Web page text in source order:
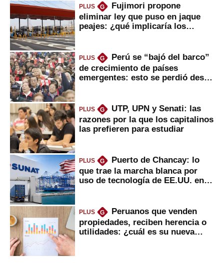
PLUS G
Fujimori propone
eliminar ley que puso en jaque
peajes: ¿qué implicaría los
PLUS G
Perú se “bajó del barco”
de crecimiento de países
emergentes: esto se perdió desde
PLUS G
UTP, UPN y Senati: las
razones por la que los capitalinos
las prefieren para estudiar
PLUS G
Puerto de Chancay: lo
que trae la marcha blanca por
uso de tecnología de EE.UU. en
PLUS G
Peruanos que venden
propiedades, reciben herencia o
utilidades: ¿cuál es su nueva